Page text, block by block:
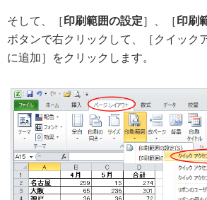
そして、［印刷範囲の設定］、［印刷
ボタンで右クリックして、［クイック
に追加］をクリックします。